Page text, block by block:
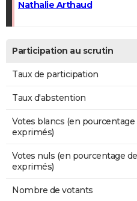
Nathalie Arthaud
Participation au scrutin
Taux de participation
Taux d'abstention
Votes blancs (en pourcentage
exprimés)
Votes nuls (en pourcentage
exprimés)
Nombre de votants